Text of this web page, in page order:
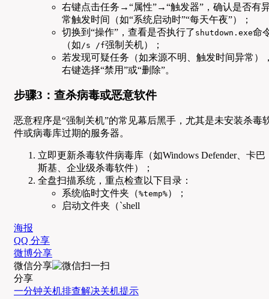
右键点击任务→“属性”→“触发器”，确认是否有
常触发时间（如“系统启动时”“每天午夜”）；
切换到“操作”，查看是否执行了 shutdown.exe命
（如 /s /f强制关机）；
若发现可疑任务（如来源不明、触发时间异常）
右键选择“禁用”或“删除”。
步骤3：查杀病毒或恶意软件
恶意程序是“强制关机”的常见幕后黑手，尤其是未安装杀毒
件或病毒库过期的服务器。
立即更新杀毒软件病毒库（如Windows Defender、卡巴
斯基、企业级杀毒软件）；
全盘扫描系统，重点检查以下目录：
系统临时文件夹（%temp%）；
启动文件夹（`shell
海报
QQ 分享
微博分享
微信分享
分享
一分钟关机排查解决关机提示